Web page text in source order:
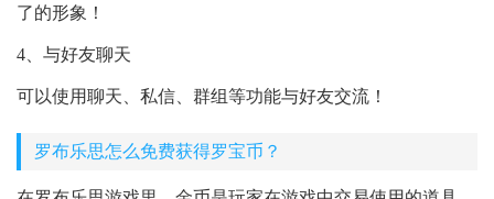
了的形象！
4、与好友聊天
可以使用聊天、私信、群组等功能与好友交流！
罗布乐思怎么免费获得罗宝币？